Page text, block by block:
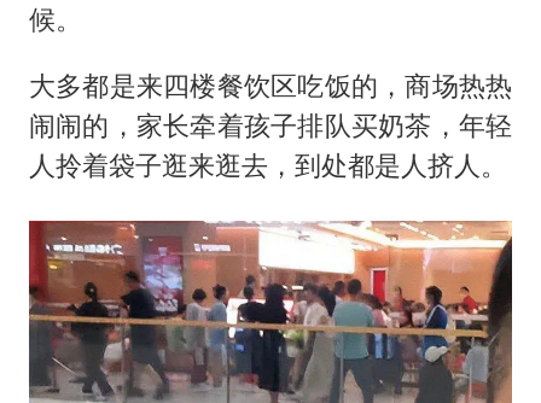
候。
大多都是来四楼餐饮区吃饭的，商场热热
闹闹的，家长牵着孩子排队买奶茶，年轻
人拎着袋子逛来逛去，到处都是人挤人。